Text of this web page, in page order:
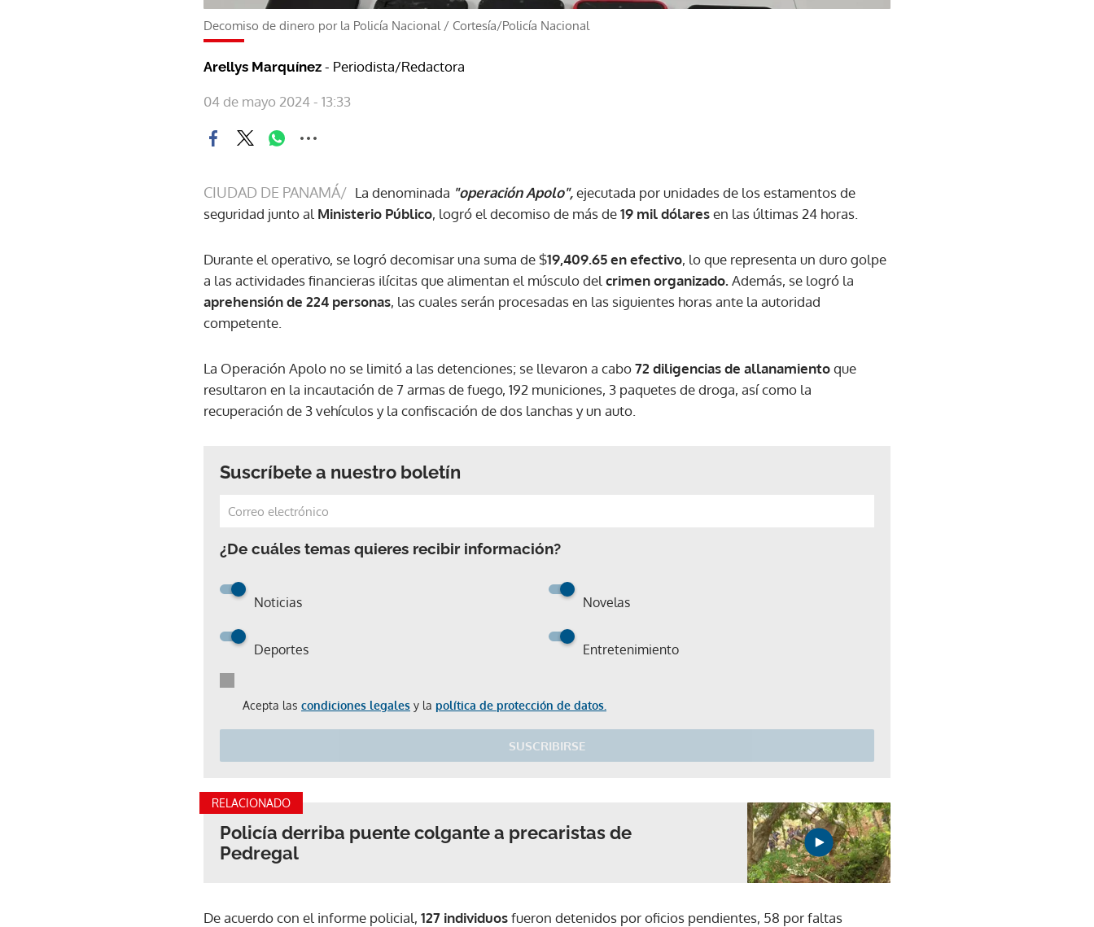
Decomiso de dinero por la Policía Nacional / Cortesía/Policía Nacional
Arellys Marquínez - Periodista/Redactora
04 de mayo 2024 - 13:33
CIUDAD DE PANAMÁ/ La denominada "operación Apolo",ejecutada por unidades de los estamentos de
seguridad junto al Ministerio Público, logró el decomiso de más de19 mil dólaresen las últimas 24 horas.
Durante el operativo, se logró decomisar una suma de $19,409.65 en efectivo, lo que representa un duro golpe
a las actividades financieras ilícitas que alimentan el músculo del crimen organizado.Además, se logró la
aprehensión de 224 personas, las cuales serán procesadas en las siguientes horas ante la autoridad
competente.
La Operación Apolo no se limitó a las detenciones; se llevaron a cabo72 diligencias de allanamientoque
resultaron en la incautación de 7 armas de fuego, 192 municiones, 3 paquetes de droga, así como la
recuperación de 3 vehículos y la confiscación de dos lanchas y un auto.
Suscríbete a nuestro boletín
¿De cuáles temas quieres recibir información?
Noticias Novelas
Deportes Entretenimiento
Acepta las condiciones legales y la política de protección de datos.
SUSCRIBIRSE
RELACIONADO
Policía derriba puente colgante a precaristas de
Pedregal
De acuerdo con el informe policial, 127 individuosfueron detenidos por oficios pendientes, 58 por faltas